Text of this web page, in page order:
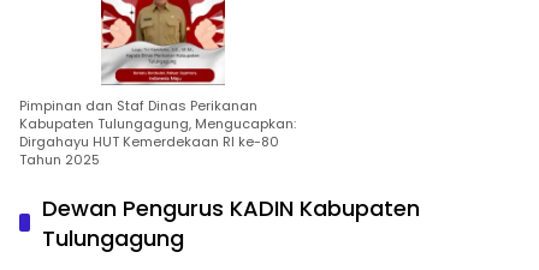
Pimpinan dan Staf Dinas Perikanan
Kabupaten Tulungagung, Mengucapkan:
Dirgahayu HUT Kemerdekaan RI ke-80
Tahun 2025
Dewan Pengurus KADIN Kabupaten
Tulungagung